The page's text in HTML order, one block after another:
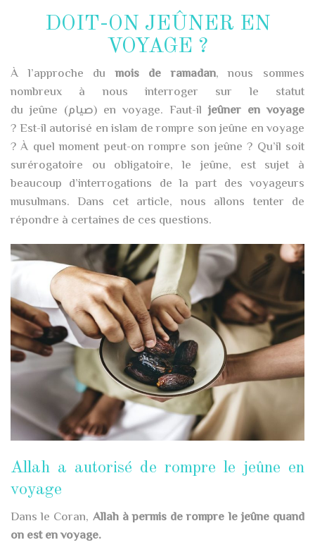
DOIT-ON JEÛNER EN
VOYAGE ?
À l’approche dumois de ramadan, nous sommes
nombreux à nous interroger sur le statut
du jeûne (صيام) en voyage. Faut-iljeûner en voyage
? Est-il autorisé en islam de rompre son jeûne en voyage
? À quel moment peut-on rompre son jeûne ? Qu’il soit
surérogatoire ou obligatoire, le jeûne, est sujet à
beaucoup d’interrogations de la part des voyageurs
musulmans. Dans cet article, nous allons tenter de
répondre à certaines de ces questions.
Allah a autorisé de rompre le jeûne en
voyage
Dans le Coran, Allah à permis de rompre le jeûne quand
on est en voyage.